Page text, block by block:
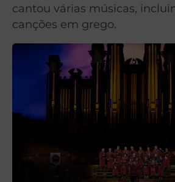
cantou várias músicas,
canções em grego.